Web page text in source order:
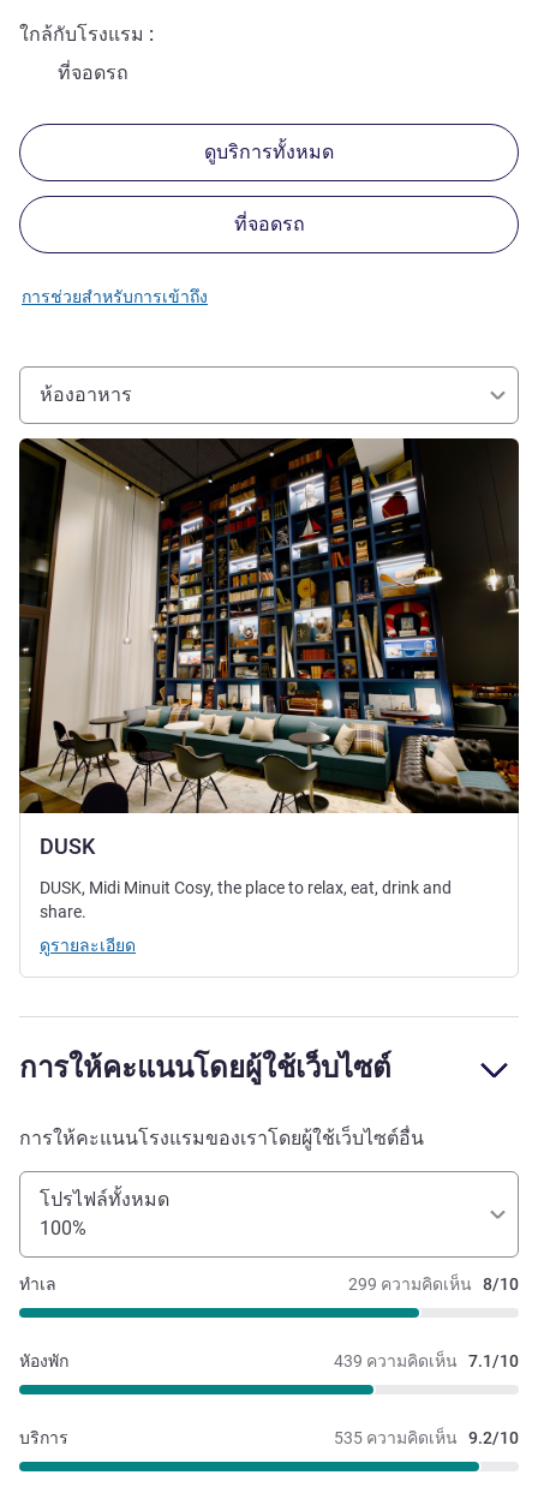
ใกล้กับโรงแรม
ที่จอดรถ
ดูบริการทั้งหมด
ที่จอดรถ
การช่วยสำหรับการเข้าถึง
ห้องอาหาร
DUSK
ดูรายละเอียด
DUSK, Midi Minuit Cosy, the place to relax, eat, drink and
share.
ดูรายละเอียด
การให้คะแนนโดยผู้ใช้เว็บไซต์
การให้คะแนนโรงแรมของเราโดยผู้ใช้เว็บไซต์อื่น
โปรไฟล์ทั้งหมด
100%
299 ความคิดเห็น 8/10
ทำเล
439 ความคิดเห็น 7.1/10
หัองพัก
535 ความคิดเห็น 9.2/10
บริการ